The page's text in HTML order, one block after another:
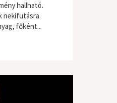
hallható.
nekifutásra
főként...